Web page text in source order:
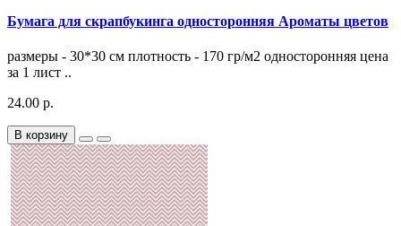
Бумага для скрапбукинга односторонняя Ароматы цветов
размеры - 30*30 см плотность - 170 гр/м2 односторонняя цена
за 1 лист ..
24.00 р.
В корзину